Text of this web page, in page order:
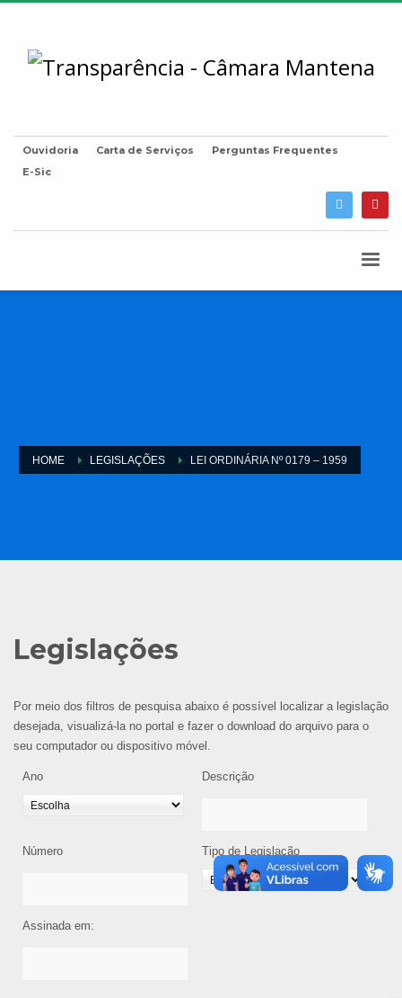
Ouvidoria Carta de Serviços
Perguntas Frequentes
E-Sic
HOME LEGISLAÇÕES LEI ORDINÁRIA Nº 0179 – 1959
Legislações
Por meio dos filtros de pesquisa abaixo é possível localizar a legislação
desejada, visualizá-la no portal e fazer o download do arquivo para o
seu computador ou dispositivo móvel.
Ano Descrição
Número Tipo de Legislação
Assinada em: